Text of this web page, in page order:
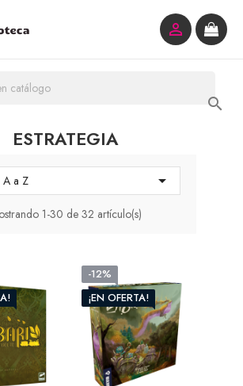


ESTRATEGIA
A a Z 
1-30 de 32 artículo(s)
¡EN OFERTA!
-12%